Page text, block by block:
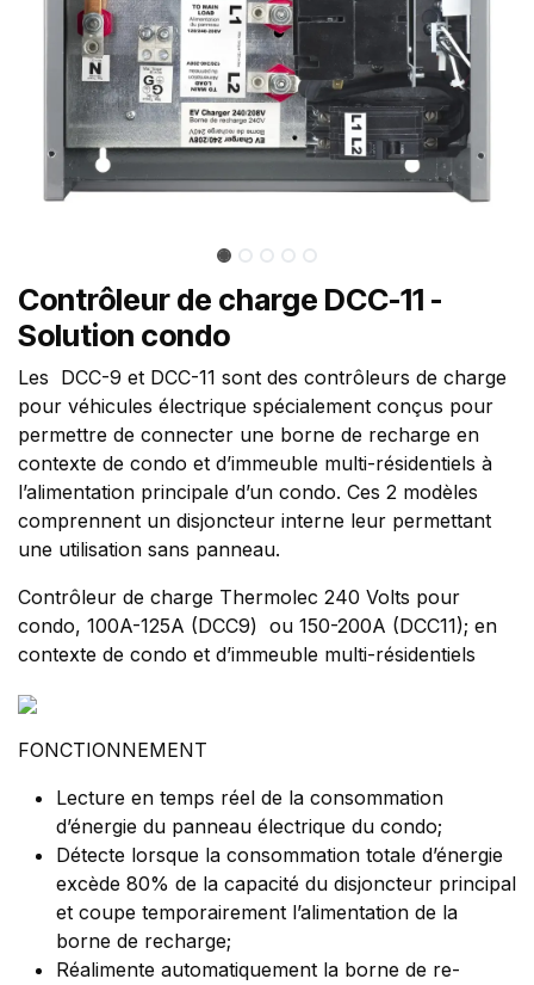
Contrôleur de charge DCC-11 -
Solution condo
Les DCC-9 et DCC-11 sont des contrôleurs de charge
pour véhicules électrique spécialement conçus pour
permettre de connecter une borne de recharge en
contexte de condo et d’immeuble multi-résidentiels à
l’alimentation principale d’un condo. Ces 2 modèles
comprennent un disjoncteur interne leur permettant
une utilisation sans panneau.
Contrôleur de charge Thermolec 240 Volts pour
condo, 100A-125A (DCC9) ou 150-200A (DCC11); en
contexte de condo et d’immeuble multi-résidentiels
FONCTIONNEMENT
Lecture en temps réel de la consommation
d’énergie du panneau électrique du condo;
Détecte lorsque la consommation totale d’énergie
excède 80% de la capacité du disjoncteur principal
et coupe temporairement l’alimentation de la
borne de recharge;
Réalimente automatiquement la borne de re-